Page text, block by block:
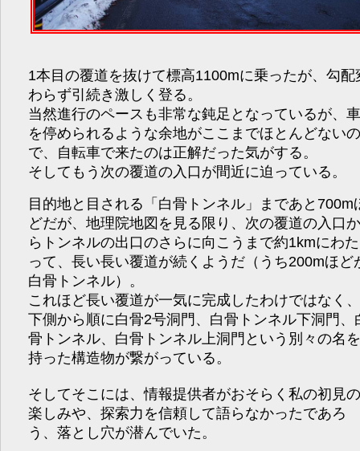
1本目の覆道を抜けて標高1100mに乗ったが、勾配
わらず引続き激しく登る。
当然進行のペースも非常な鈍足となっているが、
を停められるような余地がここまでほとんどない
で、自転車で来たのは正解だった気がする。
そしてもう次の覆道の入口が間近に迫っている。
目的地と目される「白骨トンネル」まであと700m
どだが、地理院地図を見る限り、次の覆道の入口
らトンネルの出口のさらに向こうまで約1kmにわた
って、長い長い覆道が続くようだ（うち200mほど
白骨トンネル）。
これほど長い覆道が一気に完成したわけではなく
下側から順に白骨2号洞門、白骨トンネル下洞門、
骨トンネル、白骨トンネル上洞門という別々の名
持った構造物が繋がっている。
そしてそこには、情報提供者がおそらく私の初見
楽しみや、探索力を信頼して語らなかったであろ
う、落とし穴が潜んでいた。